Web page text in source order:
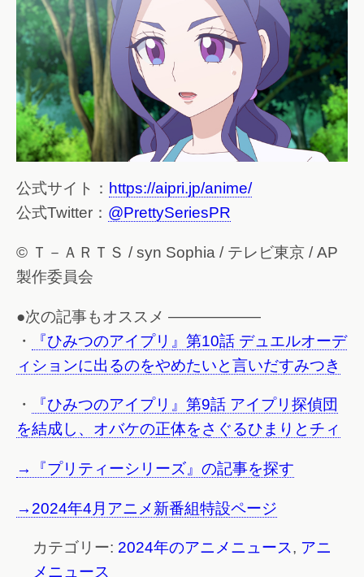
公式サイト： https://aipri.jp/anime/
公式Twitter： @PrettySeriesPR
© Ｔ－ＡＲＴＳ / syn Sophia / テレビ東京 / AP
製作委員会
●次の記事もオススメ ——————
・
『ひみつのアイプリ』第10話 デュエルオーデ
ィションに出るのをやめたいと言いだすみつき
・
『ひみつのアイプリ』第9話 アイプリ探偵団
を結成し、オバケの正体をさぐるひまりとチィ
→『プリティーシリーズ』の記事を探す
→2024年4月アニメ新番組特設ページ
カテゴリー: 2024年のアニメニュース, アニ
メニュース